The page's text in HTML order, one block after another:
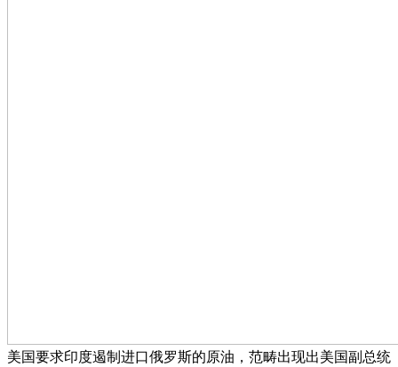
美国要求印度遏制进口俄罗斯的原油，范畴出现出美国副总统